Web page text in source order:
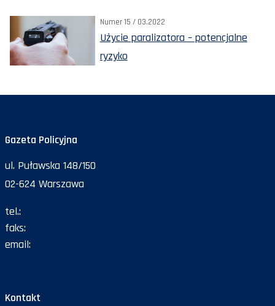
Numer 15 / 03.2022
Użycie paralizatora – potencjalne
ryzyko
Gazeta Policyjna
ul. Puławska 148/150
02-624 Warszawa
tel.:
faks:
email:
Kontakt